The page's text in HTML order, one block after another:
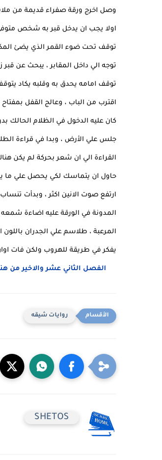
وصل اخرج ورقة صفراء قديمة من
اولا يجب ان يدخل قبر به شخص
توقف تحت ضوء القمر الذي يضئ
توجه الي داخل المقابر ، يبحث عن قبر
توقف امامه يحدق به وقلبه يكاد
اقترب من الباب ، وعالج القفل
كان عليه الدخول في الظلام
جلس علي الأرض ، وبدا في قراءة
القراءة الي ان شعر بحركة لم يكن
حاول ان يتماسك لكي يحصل علي ما
ارتفع صوت الانين اكثر ، وبدأت
المدونة في الورقة عليه اضاءة
المرعبة ، طلاسم علي الجدران
يفكر في طريقة للهروب ولكن فات
الفصل الثاني عشر والاخير من
روايات شيقه
SHETOS